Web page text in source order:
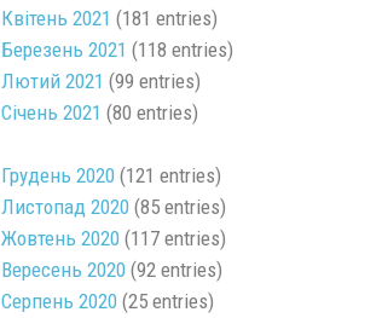
Квітень 2021 (181 entries)
Березень 2021 (118 entries)
Лютий 2021 (99 entries)
Січень 2021 (80 entries)
Грудень 2020(121 entries)
Листопад 2020(85 entries)
Жовтень 2020(117 entries)
Вересень 2020(92 entries)
Серпень 2020(25 entries)